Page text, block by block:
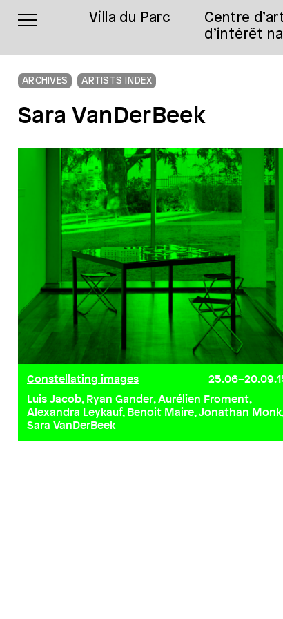
Villa du Parc
Centre
d’intérêt
ARCHIVES ARTISTS INDEX
Sara VanDerBeek
Constellating images
Luis Jacob, Ryan Gander, Aurélien Froment,
Alexandra Leykauf, Benoit Maire, Jonathan
Sara VanDerBeek